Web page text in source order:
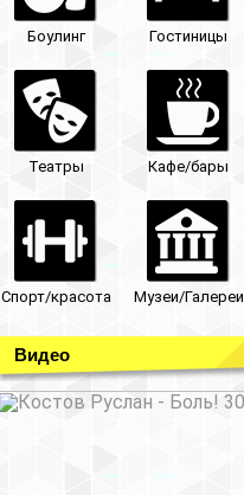
Боулинг Гостиницы
Театры Кафе/бары
Спорт/красота Музеи/Галереи
Видео